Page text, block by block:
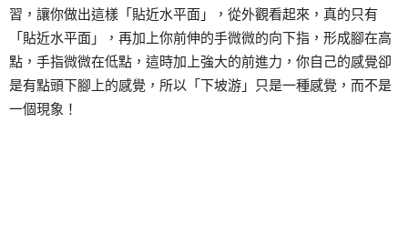
習，讓你做出這樣「貼近水平面」，從外觀看起來，真的只有
「貼近水平面」，再加上你前伸的手微微的向下指，形成腳在高
點，手指微微在低點，這時加上強大的前進力，你自己的感覺卻
是有點頭下腳上的感覺，所以「下坡游」只是一種感覺，而不是
一個現象！